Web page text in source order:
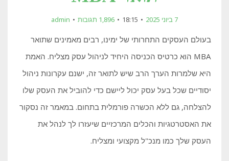
7 ביוני 2025 18:15 1,896 תגובות admin
בעולם העסקים התחרותי של ימינו, רבים מאמינים שתואר
MBA הוא כרטיס הכניסה היחיד לניהול עסק מצליח. האמת
היא שלמרות הערך הרב שיש לתואר זה, ישנם עקרונות ניהול
יסודיים שכל בעל עסק יכול ליישם כדי להוביל את העסק שלו
להצלחה, גם ללא הכשרה פורמלית בתחום. במאמר זה נסקור
את האסטרטגיות והכלים המרכזיים שיעזרו לך לנהל את
העסק שלך כמו מנכ"ל מקצועי ומצליח.